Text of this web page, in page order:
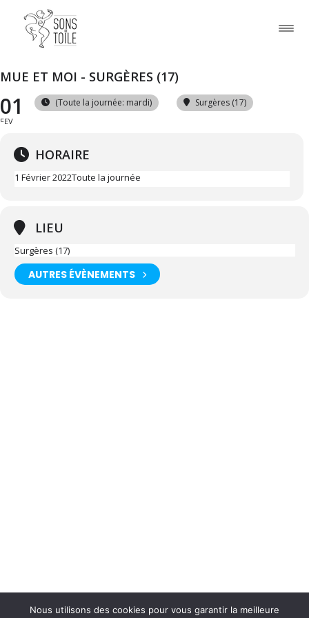
MUE ET MOI - SURGÈRES (17)
01
FEV
(Toute la journée: mardi) Surgères (17)
HORAIRE
1 Février 2022Toute la journée
LIEU
Surgères (17)
AUTRES ÉVÈNEMENTS
Nous utilisons des cookies pour vous garantir la meilleure